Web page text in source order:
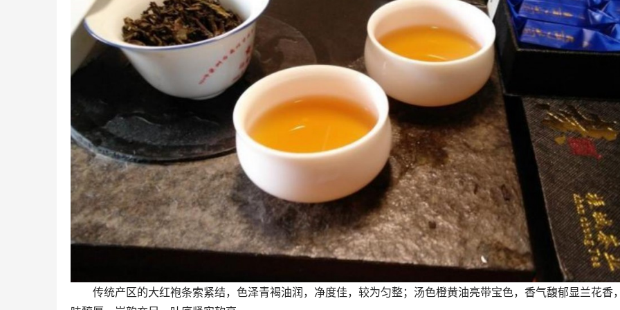
传统产区的大红袍条索紧结，色泽青褐油润，净度佳，较为匀整；汤色橙黄油亮带宝色，香气馥郁显兰花香